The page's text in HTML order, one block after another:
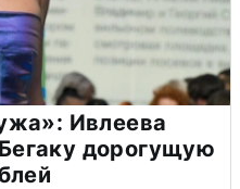
Ивлеева
дорогущую